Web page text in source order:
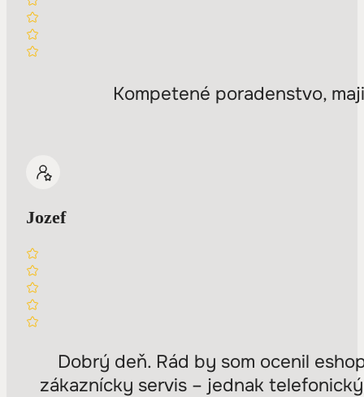
Kompetené poradenstvo,
Jozef
Dobrý deň. Rád by som ocenil
zákaznícky servis – jednak